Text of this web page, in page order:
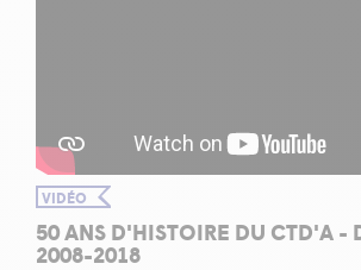
VIDÉO
50 ANS D'HISTOIRE DU CTD'A -
2008-2018